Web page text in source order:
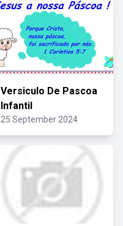
Versiculo De Pascoa
Infantil
25 September 2024